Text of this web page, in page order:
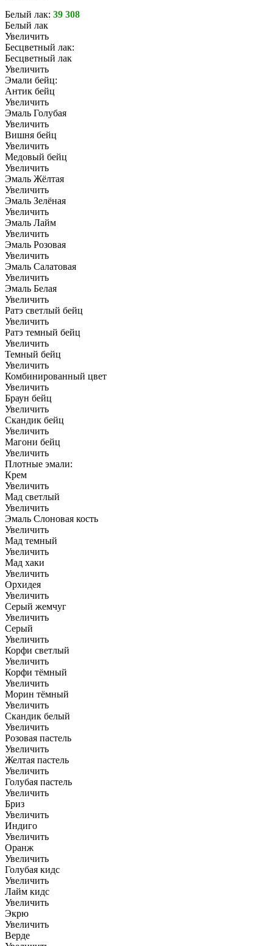
Белый лак: 39 308
Белый лак
Увеличить
Бесцветный лак:
Бесцветный лак
Увеличить
Эмали бейц:
Антик бейц
Увеличить
Эмаль Голубая
Увеличить
Вишня бейц
Увеличить
Медовый бейц
Увеличить
Эмаль Жёлтая
Увеличить
Эмаль Зелёная
Увеличить
Эмаль Лайм
Увеличить
Эмаль Розовая
Увеличить
Эмаль Салатовая
Увеличить
Эмаль Белая
Увеличить
Ратэ светлый бейц
Увеличить
Ратэ темный бейц
Увеличить
Темный бейц
Увеличить
Комбинированный цвет
Увеличить
Браун бейц
Увеличить
Скандик бейц
Увеличить
Магони бейц
Увеличить
Плотные эмали:
Крем
Увеличить
Мад светлый
Увеличить
Эмаль Слоновая кость
Увеличить
Мад темный
Увеличить
Мад хаки
Увеличить
Орхидея
Увеличить
Серый жемчуг
Увеличить
Серый
Увеличить
Корфи светлый
Увеличить
Корфи тёмный
Увеличить
Морин тёмный
Увеличить
Скандик белый
Увеличить
Розовая пастель
Увеличить
Желтая пастель
Увеличить
Голубая пастель
Увеличить
Бриз
Увеличить
Индиго
Увеличить
Оранж
Увеличить
Голубая кидс
Увеличить
Лайм кидс
Увеличить
Экрю
Увеличить
Верде